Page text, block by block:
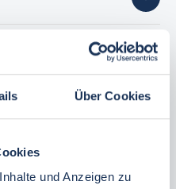
Über Cookies
und Anzeigen zu